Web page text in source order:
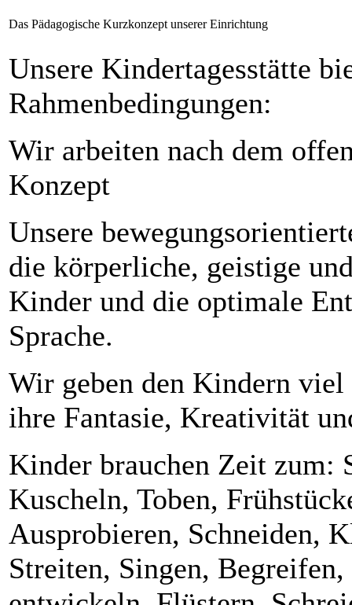
Das Pädagogische Kurzkonzept unserer Einrichtung
Unsere Kindertagesstätte
Rahmenbedingungen:
Wir arbeiten nach dem
Konzept
Unsere
die körperliche, geistige
Kinder und die optimale
Sprache.
Wir geben den Kindern
ihre Fantasie, Kreativität
Kinder brauchen Zeit zum:
Kuscheln, Toben,
Ausprobieren, Schneiden,
Streiten, Singen,